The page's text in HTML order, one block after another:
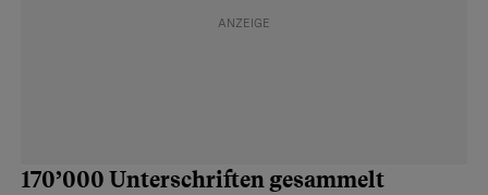
170’000 Unterschriften gesammelt